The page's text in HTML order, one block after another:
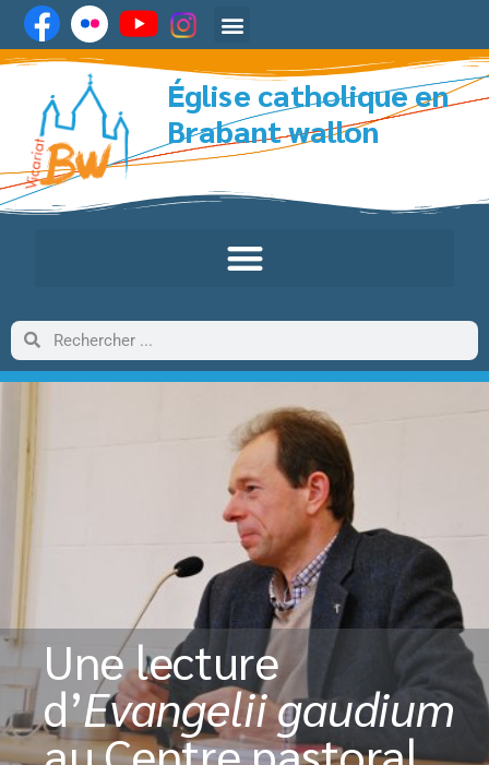
Église catholique en
Brabant wallon
Une lecture
d’Evangelii gaudium